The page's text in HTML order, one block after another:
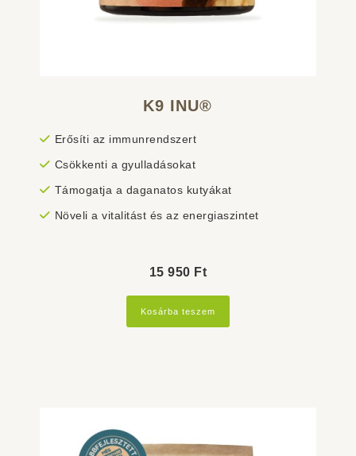
K9 INU®
Erősíti az immunrendszert
Csökkenti a gyulladásokat
Támogatja a daganatos kutyákat
Növeli a vitalitást és az energiaszintet
15 950 Ft
Kosárba teszem